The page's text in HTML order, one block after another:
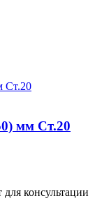
мм Ст.20
консультации